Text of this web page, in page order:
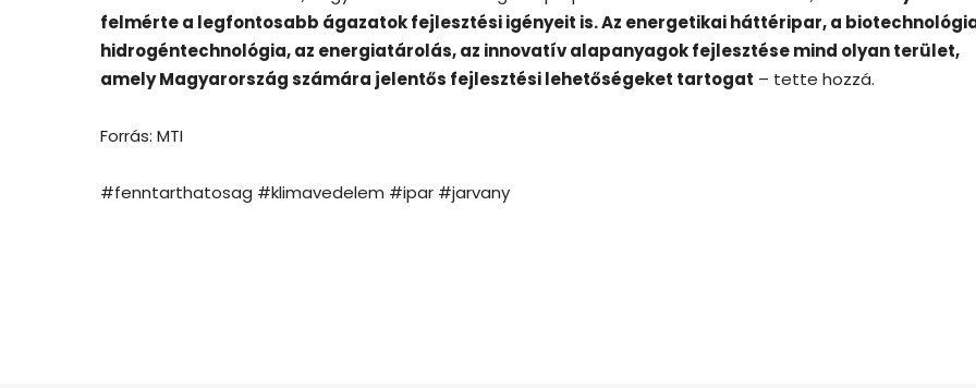
felmérte a legfontosabb ágazatok fejlesztési igényeit is. Az energetikai háttéripar, a
hidrogéntechnológia, az energiatárolás, az innovatív alapanyagok fejlesztése mind olyan terület,
amely Magyarország számára jelentős fejlesztési lehetőségeket tartogat – tette hozzá.
Forrás: MTI
#fenntarthatosag #klimavedelem #ipar #jarvany